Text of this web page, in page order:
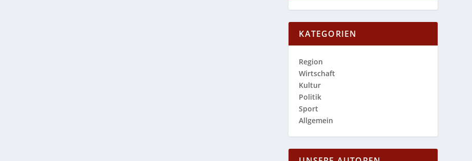
KATEGORIEN
Region
Wirtschaft
Kultur
Politik
Sport
Allgemein